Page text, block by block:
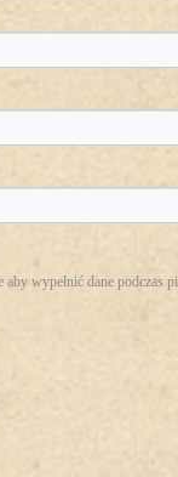
wypełnić dane podczas